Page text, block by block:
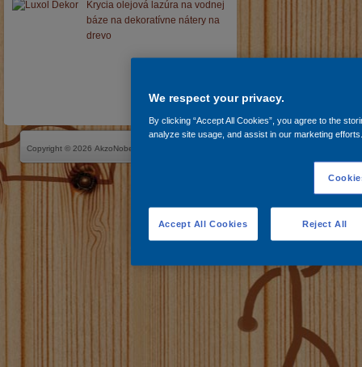
Krycia olejová lazúra na vodnej
báze na dekoratívne nátery na
drevo
Copyright © 2026 AkzoNobel
PRÁVNA OCHRANA| OCHRANA OSOBNÝCH
We respect your privacy.
By clicking “Accept All Cookies”, you agree to the
analyze site usage, and assist in our marketing
Reject All
Accept All Cookies